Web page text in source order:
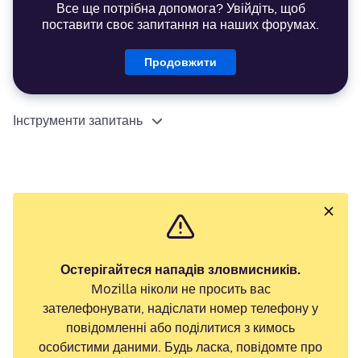
Все ще потрібна допомога? Увійдіть, щоб
поставити своє запитання на наших форумах.
Продовжити
Інструменти запитань
Остерігайтеся нападів зловмисників.
Mozilla ніколи не просить вас
зателефонувати, надіслати номер телефону у
повідомленні або поділитися з кимось
особистими даними. Будь ласка, повідомте про